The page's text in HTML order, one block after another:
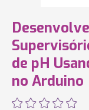
de pH
no Arduino